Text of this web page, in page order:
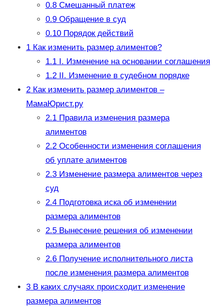
0.8Смешанный платеж
0.9Обращение в суд
0.10Порядок действий
1Как изменить размер алиментов?
1.1I. Изменение на основании соглашения
1.2II. Изменение в судебном порядке
2Как изменить размер алиментов –
МамаЮрист.ру
2.1Правила изменения размера
алиментов
2.2Особенности изменения соглашения
об уплате алиментов
2.3Изменение размера алиментов через
суд
2.4Подготовка иска об изменении
размера алиментов
2.5Вынесение решения об изменении
размера алиментов
2.6Получение исполнительного листа
после изменения размера алиментов
3В каких случаях происходит изменение
размера алиментов